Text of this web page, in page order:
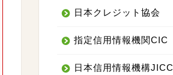
日本クレジット協会
指定信用情報機関CIC
日本信用情報機構JICC